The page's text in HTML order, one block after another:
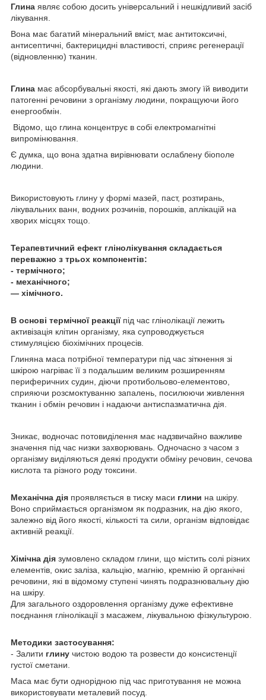
Глина являє собою досить універсальний і нешкідливий засіб
лікування.
Вона має багатий мінеральний вміст, має антитоксичні,
антисептичні, бактерицидні властивості, сприяє регенерації
(відновленню) тканин.
Глина має абсорбувальні якості, які дають змогу їй виводити
патогенні речовини з організму людини, покращуючи його
енергообмін.
Відомо, що глина концентрує в собі електромагнітні
випромінювання.
Є думка, що вона здатна вирівнювати ослаблену біополе
людини.
Використовують глину у формі мазей, паст, розтирань,
лікувальних ванн, водних розчинів, порошків, аплікацій на
хворих місцях тощо.
Терапевтичний ефект глінолікування складається
переважно з трьох компонентів:
- термічного;
- механічного;
— хімічного.
В основі термічної реакціїпід час глінолікації лежить
активізація клітин організму, яка супроводжується
стимуляцією біохімічних процесів.
Глиняна маса потрібної температури під час зіткнення зі
шкірою нагріває її з подальшим великим розширенням
периферичних судин, діючи протибольово-елементово,
сприяючи розсмоктуванню запалень, посилюючи живлення
тканин і обмін речовин і надаючи антиспазматична дія.
Зникає, водночас потовиділення має надзвичайно важливе
значення під час низки захворювань. Одночасно з часом з
організму виділяються деякі продукти обміну речовин, сечова
кислота та різного роду токсини.
Механічна дія проявляється в тиску маси глини на шкіру.
Воно сприймається організмом як подразник, на дію якого,
залежно від його якості, кількості та сили, організм відповідає
активній реакції.
Хімічна дія зумовлено складом глини, що містить солі різних
елементів, окис заліза, кальцію, магнію, кремнію й органічні
речовини, які в відомому ступені чинять подразнювальну дію
на шкіру.
Для загального оздоровлення організму дуже ефективне
поєднання глінолікації з масажем, лікувальною фізкультурою.
Методики застосування:
- Залити глину чистою водою та розвести до консистенції
густої сметани.
Маса має бути однорідною під час приготування не можна
використовувати металевий посуд.